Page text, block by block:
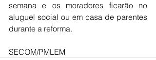
semana e os moradores ficarão no
aluguel social ou em casa de parentes
durante a reforma.
SECOM/PMLEM